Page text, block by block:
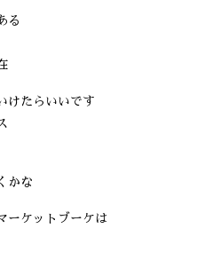
る
けたらいいです
かな
ーケットブーケは